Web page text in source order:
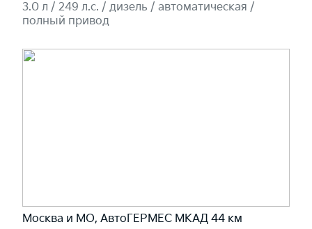
3.0 л / 249 л.c. / дизель / автоматическая /
полный привод
Москва и МО, АвтоГЕРМЕС МКАД 44 км